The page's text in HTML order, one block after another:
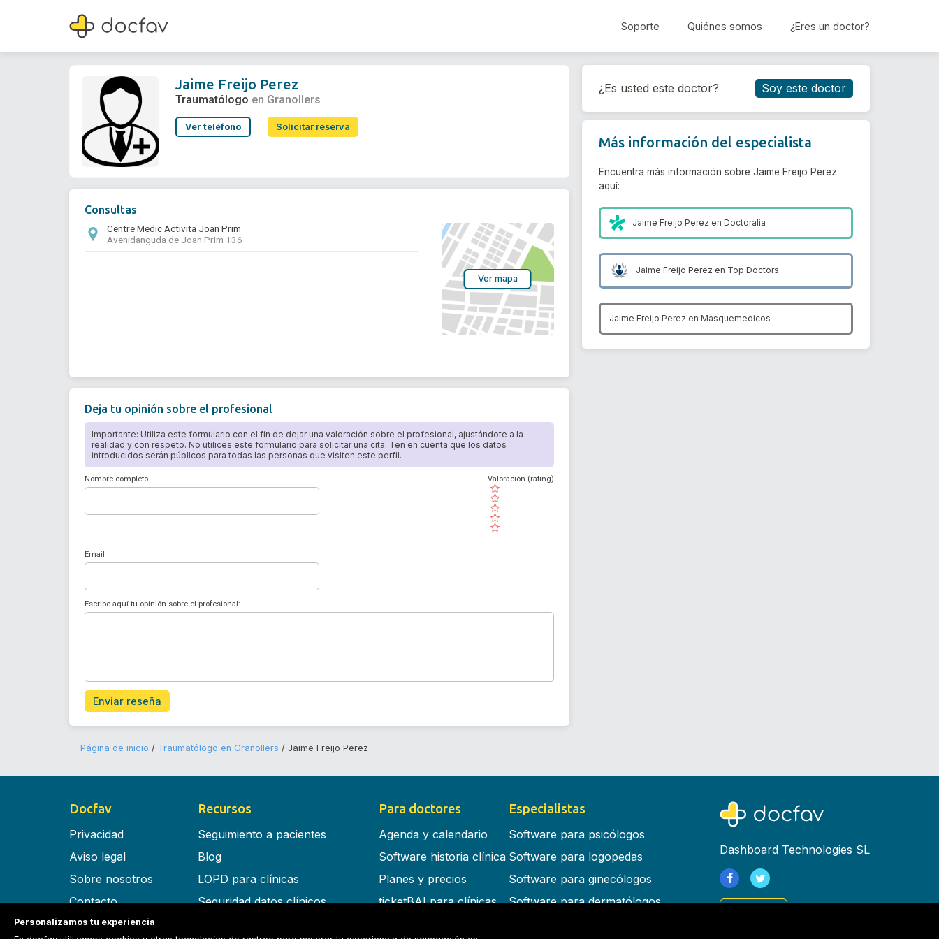
Soporte Quiénes somos ¿Eres un doctor?
Jaime Freijo Perez
Traumatólogo
Reservar cita
Jaime Freijo Perez
Traumatólogo en Granollers
Ver teléfono Solicitar reserva
Consultas
Centre Medic Activita Joan Prim
Avenidanguda de Joan Prim 136
Ver mapa
Deja tu opinión sobre el profesional
Importante: Utiliza este formulario con el fin de dejar una valoración sobre el profesional, ajustándote a la
realidad y con respeto. No utilices este formulario para solicitar una cita. Ten en cuenta que los datos
introducidos serán públicos para todas las personas que visiten este perfil.
Nombre completo
( )
( )
( )
( )
( )
Valoración (rating)
Email
Escribe aquí tu opinión sobre el profesional:
Enviar reseña
¿Es usted este doctor? Soy este doctor
Más información del especialista
Encuentra más información sobre Jaime Freijo Perez
aquí:
Jaime Freijo Perez enDoctoralia
Jaime Freijo Perez en Top Doctors
Jaime Freijo Perez en Masquemedicos
Página de inicio Traumatólogo en Granollers Jaime Freijo Perez
Docfav
Privacidad
Aviso legal
Sobre nosotros
Contacto
Términos y condiciones
Recursos
Seguimiento a pacientes
Blog
LOPD para clínicas
Seguridad datos clínicos
Para doctores
Agenda y calendario
Software historia clínica
Planes y precios
ticketBAI para clínicas
Especialistas
Software para psicólogos
Software para logopedas
Software para ginecólogos
Software para dermatólogos
Dashboard Technologies SL
Personalizamos tu experiencia